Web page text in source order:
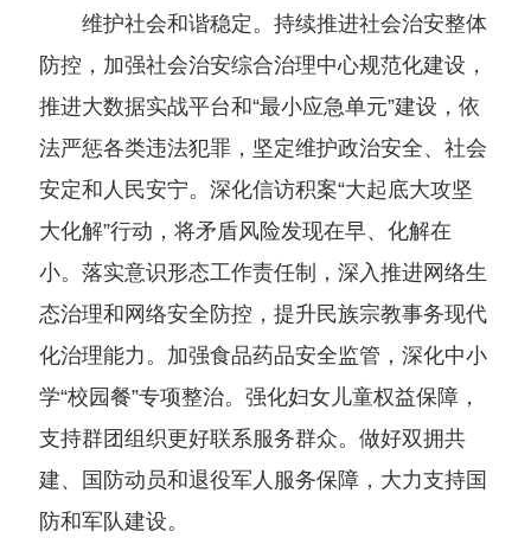
维护社会和谐稳定。持续推进社会治安整体
防控，加强社会治安综合治理中心规范化建设，
推进大数据实战平台和“最小应急单元”建设，依
法严惩各类违法犯罪，坚定维护政治安全、社会
安定和人民安宁。深化信访积案“大起底大攻坚
大化解”行动，将矛盾风险发现在早、化解在
小。落实意识形态工作责任制，深入推进网络生
态治理和网络安全防控，提升民族宗教事务现代
化治理能力。加强食品药品安全监管，深化中小
学“校园餐”专项整治。强化妇女儿童权益保障，
支持群团组织更好联系服务群众。做好双拥共
建、国防动员和退役军人服务保障，大力支持国
防和军队建设。